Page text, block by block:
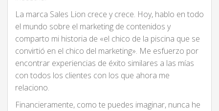
La marca Sales Lion crece y crece. Hoy, hablo en todo
el mundo sobre el marketing de contenidos y
comparto mi historia de «el chico de la piscina que se
convirtió en el chico del marketing». Me esfuerzo por
encontrar experiencias de éxito similares a las mías
con todos los clientes con los que ahora me
relaciono.
Financieramente, como te puedes imaginar, nunca he